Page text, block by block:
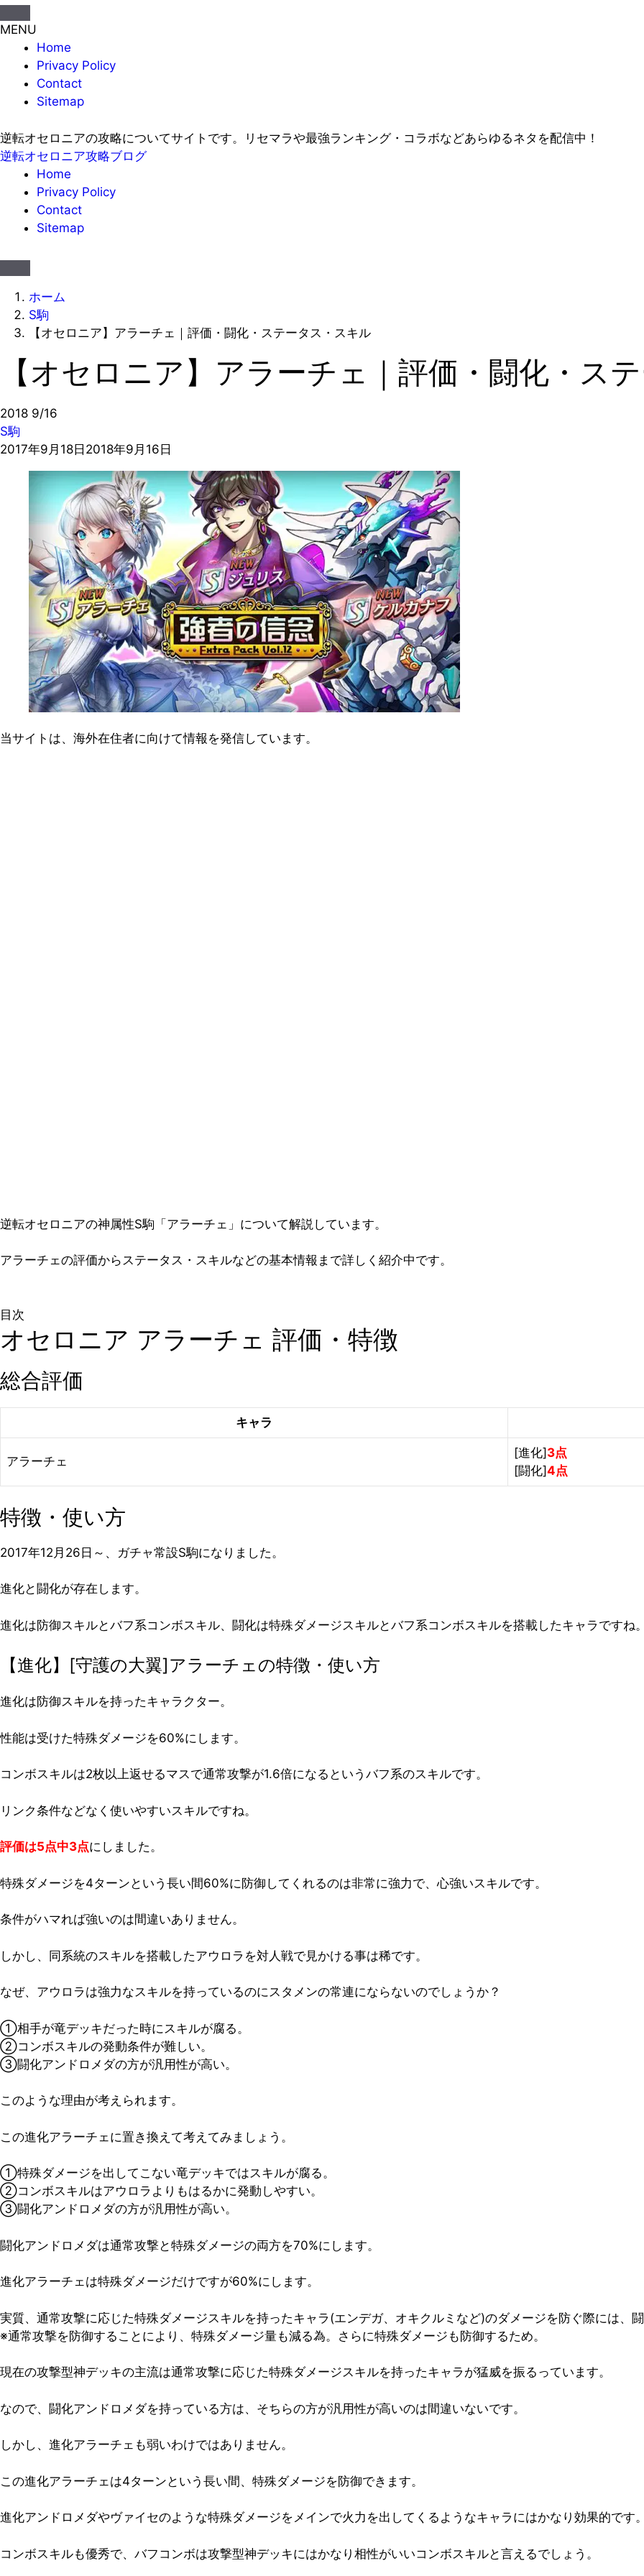
MENU
Home
Privacy Policy
Contact
Sitemap
逆転オセロニアの攻略についてサイトです。リセマラや最強ランキング・コラボなどあらゆるネタを配信中！
逆転オセロニア攻略ブログ
Home
Privacy Policy
Contact
Sitemap
ホーム
S駒
【オセロニア】アラーチェ｜評価・闘化・ステータス・スキル
【オセロニア】アラーチェ｜評価・闘化・ス
2018 9/16
S駒
2017年9月18日 2018年9月16日
当サイトは、海外在住者に向けて情報を発信しています。
逆転オセロニアの神属性S駒「アラーチェ」について解説しています。
アラーチェの評価からステータス・スキルなどの基本情報まで詳しく紹介中です。
目次
オセロニア アラーチェ 評価・特徴
総合評価
キャラ
アラーチェ
[進化] 3点
[闘化]4点
特徴・使い方
2017年12月26日～、ガチャ常設S駒になりました。
進化と闘化が存在します。
進化は防御スキルとバフ系コンボスキル、闘化は特殊ダメージスキルとバフ系コンボスキルを搭載したキャラですね
【進化】[守護の大翼]アラーチェの特徴・使い方
進化は防御スキルを持ったキャラクター。
性能は受けた特殊ダメージを60%にします。
コンボスキルは2枚以上返せるマスで通常攻撃が1.6倍になるというバフ系のスキルです。
リンク条件などなく使いやすいスキルですね。
評価は5点中3点にしました。
特殊ダメージを4ターンという長い間60%に防御してくれるのは非常に強力で、心強いスキルです。
条件がハマれば強いのは間違いありません。
しかし、同系統のスキルを搭載したアウロラを対人戦で見かける事は稀です。
なぜ、アウロラは強力なスキルを持っているのにスタメンの常連にならないのでしょうか？
①相手が竜デッキだった時にスキルが腐る。
②コンボスキルの発動条件が難しい。
③闘化アンドロメダの方が汎用性が高い。
このような理由が考えられます。
この進化アラーチェに置き換えて考えてみましょう。
①特殊ダメージを出してこない竜デッキではスキルが腐る。
②コンボスキルはアウロラよりもはるかに発動しやすい。
③闘化アンドロメダの方が汎用性が高い。
闘化アンドロメダは通常攻撃と特殊ダメージの両方を70%にします。
進化アラーチェは特殊ダメージだけですが60%にします。
実質、通常攻撃に応じた特殊ダメージスキルを持ったキャラ(エンデガ、オキクルミなど)のダメージを防ぐ際には、
※通常攻撃を防御することにより、特殊ダメージ量も減る為。さらに特殊ダメージも防御するため。
現在の攻撃型神デッキの主流は通常攻撃に応じた特殊ダメージスキルを持ったキャラが猛威を振るっています。
なので、闘化アンドロメダを持っている方は、そちらの方が汎用性が高いのは間違いないです。
しかし、進化アラーチェも弱いわけではありません。
この進化アラーチェは4ターンという長い間、特殊ダメージを防御できます。
進化アンドロメダやヴァイセのような特殊ダメージをメインで火力を出してくるようなキャラにはかなり効果的です
コンボスキルも優秀で、バフコンボは攻撃型神デッキにはかなり相性がいいコンボスキルと言えるでしょう。